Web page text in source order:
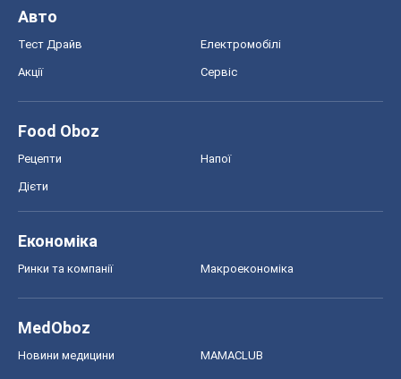
Авто
Тест Драйв Електромобілі
Акції Сервіс
Food Oboz
Рецепти Напої
Дієти
Економіка
Ринки та компанії Макроекономіка
MedOboz
Новини медицини MAMACLUB